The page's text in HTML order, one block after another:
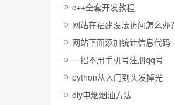
c++全套开发教程
网站在福建没法访问怎么办？
网站下面添加统计信息代码
一招不用手机号注册qq号
python从入门到头发掉光
diy电烟烟油方法